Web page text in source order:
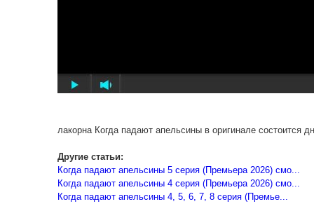
лакорна Когда падают апельсины в оригинале
Другие статьи:
Когда падают апельсины 5 серия (Премьера 2026) смо...
Когда падают апельсины 4 серия (Премьера 2026) смо...
Когда падают апельсины 4, 5, 6, 7, 8 серия (Премье...